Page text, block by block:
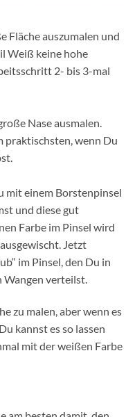
Fläche auszumalen und
Weiß keine hohe
2- bis 3-mal
Nase ausmalen.
praktischsten, wenn Du
mit einem Borstenpinsel
und diese gut
Farbe im Pinsel wird
Jetzt
im Pinsel, den Du in
Wangen verteilst.
zu malen, aber wenn es
kannst es so lassen
mit der weißen Farbe